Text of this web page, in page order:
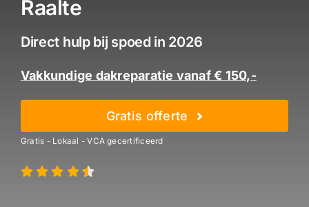
Raalte
Direct hulp bij spoed in 2026
Vakkundige dakreparatie vanaf € 150,-
Gratis offerte
Gratis - Lokaal - VCA gecertificeerd